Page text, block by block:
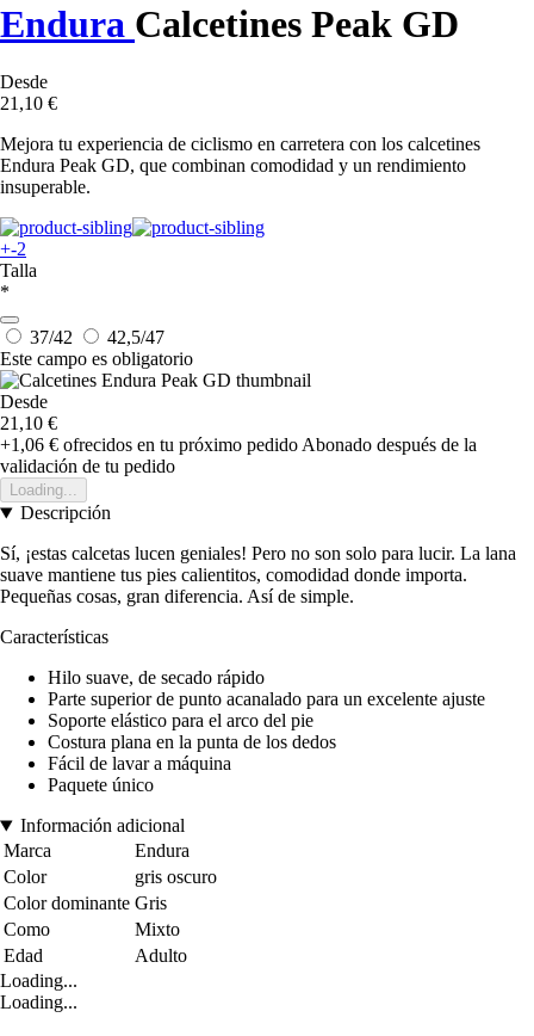
Endura Calcetines Peak GD
Desde
21,10 €
Mejora tu experiencia de ciclismo en carretera con los calcetines
Endura Peak GD, que combinan comodidad y un rendimiento
insuperable.
+-2
Talla
*
37/42
42,5/47
Este campo es obligatorio
Desde
21,10 €
+1,06 € ofrecidos en tu próximo pedido Abonado después de la
validación de tu pedido
Loading...
Descripción
Sí, ¡estas calcetas lucen geniales! Pero no son solo para lucir. La lana
suave mantiene tus pies calientitos, comodidad donde importa.
Pequeñas cosas, gran diferencia. Así de simple.
Características
Hilo suave, de secado rápido
Parte superior de punto acanalado para un excelente ajuste
Soporte elástico para el arco del pie
Costura plana en la punta de los dedos
Fácil de lavar a máquina
Paquete único
Información adicional
Marca
Endura
Color
gris oscuro
Color dominante Gris
Como
Mixto
Edad
Adulto
Loading...
Loading...